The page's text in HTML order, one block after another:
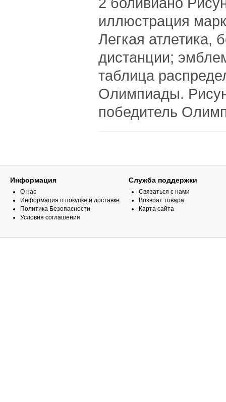
иллюстрация
Легкая атлетика,
дистанции;
таблица
Олимпиады.
победитель
Информация
О нас
Информация о покупке и доставке
Политика Безопасности
Условия соглашения
Служба поддержки
Связаться с нами
Возврат товара
Карта сайта